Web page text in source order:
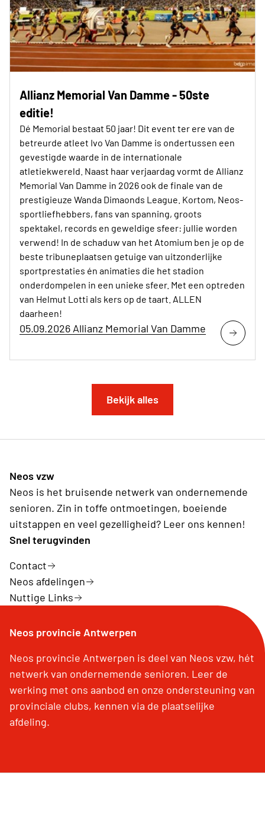
Allianz Memorial Van Damme - 50ste
editie!
Dé Memorial bestaat 50 jaar! Dit event ter ere van de
betreurde atleet Ivo Van Damme is ondertussen een
gevestigde waarde in de internationale
atletiekwereld. Naast haar verjaardag vormt de Allianz
Memorial Van Damme in 2026 ook de finale van de
prestigieuze Wanda Dimaonds League. Kortom, Neos-
sportliefhebbers, fans van spanning, groots
spektakel, records en geweldige sfeer: jullie worden
verwend! In de schaduw van het Atomium ben je op de
beste tribuneplaatsen getuige van uitzonderlijke
sportprestaties én animaties die het stadion
onderdompelen in een unieke sfeer. Met een optreden
van Helmut Lotti als kers op de taart. ALLEN
daarheen!
05.09.2026 Allianz Memorial Van Damme
Bekijk alles
Neos vzw
Neos is het bruisende netwerk van ondernemende
senioren. Zin in toffe ontmoetingen, boeiende
uitstappen en veel gezelligheid? Leer ons kennen!
Snel terugvinden
Contact
Neos afdelingen
Nuttige Links
Neos provincie Antwerpen
Neos provincie Antwerpen is deel van Neos vzw, hét
netwerk van ondernemende senioren. Leer de
werking met ons aanbod en onze ondersteuning van
provinciale clubs, kennen via de plaatselijke
afdeling.